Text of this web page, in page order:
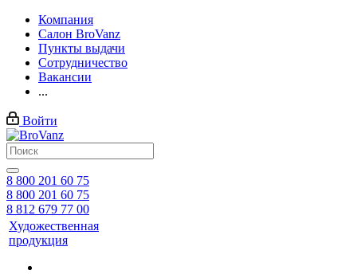
Компания
Салон BroVanz
Пункты выдачи
Сотрудничество
Вакансии
...
Войти
8 800 201 60 75
8 800 201 60 75
8 812 679 77 00
Художественная
продукция